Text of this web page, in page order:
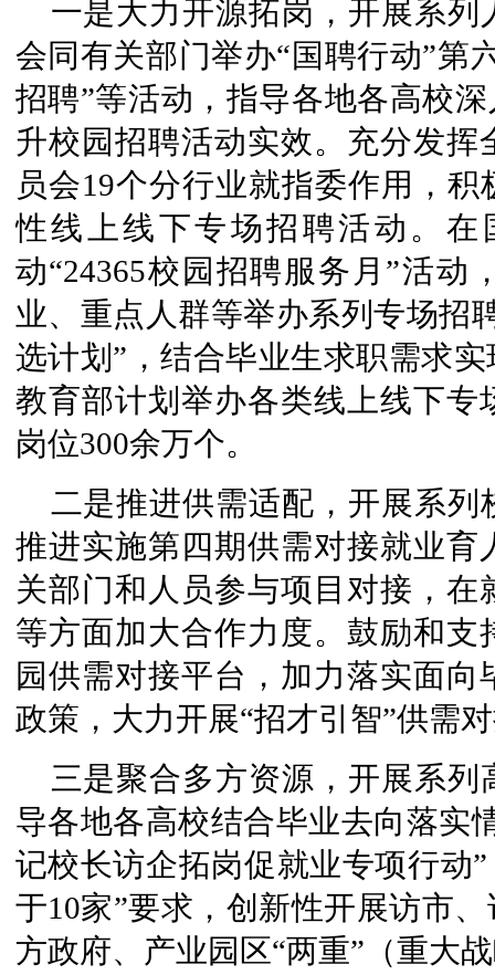
一是大力开源拓岗，开展系
会同有关部门举办“国聘行动”第
招聘”等活动，指导各地各高校
升校园招聘活动实效。充分发
员会19个分行业就指委作用，
性线上线下专场招聘活动。
动“24365校园招聘服务月”活动
业、重点人群等举办系列专场招
选计划”，结合毕业生求职需求
教育部计划举办各类线上线下专
岗位300余万个。
二是推进供需适配，开展系
推进实施第四期供需对接就业
关部门和人员参与项目对接，
等方面加大合作力度。鼓励和
园供需对接平台，加力落实面
政策，大力开展“招才引智”供需
三是聚合多方资源，开展系
导各地各高校结合毕业去向落实
记校长访企拓岗促就业专项行动
于10家”要求，创新性开展访市
方政府、产业园区“两重”（重大